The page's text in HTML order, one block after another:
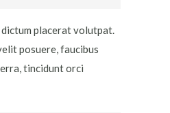
placerat volutpat.
posuere, faucibus
tincidunt orci